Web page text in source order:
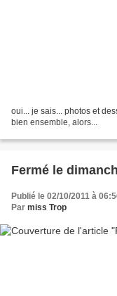
oui... je sais... photos et
bien ensemble, alors...
Fermé le
Publié le 02/10/2011 à
Par miss Trop